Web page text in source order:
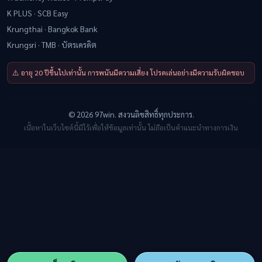
K PLUS · SCB Easy
Krungthai · Bangkok Bank
Krungsri · TMB · บัตรเครดิต
⚠️ อายุ 20 ปีขึ้นไปเท่านั้น การพนันมีความเสี่ยง โปรดเล่นอย่างมีความรับผิดชอบ
© 2026 97win. สงวนลิขสิทธิ์ทุกประการ.
เนื้อหาในเว็บไซต์นี้มีไว้เพื่อให้ข้อมูลเท่านั้น ไม่ถือเป็นคำแนะนำทางการเงิน